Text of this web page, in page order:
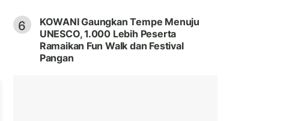
6
KOWANI Gaungkan Tempe Menuju
UNESCO, 1.000 Lebih Peserta
Ramaikan Fun Walk dan Festival
Pangan